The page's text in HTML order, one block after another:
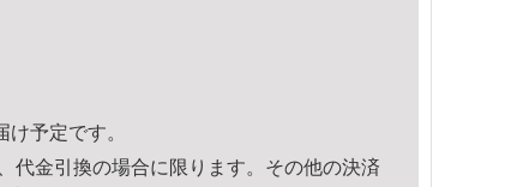
予定です。
代金引換の場合に限ります。その他の決済